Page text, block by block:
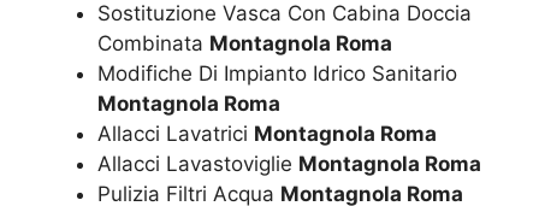
Sostituzione Vasca Con Cabina Doccia
Combinata Montagnola Roma
Modifiche Di Impianto Idrico Sanitario
Montagnola Roma
Allacci Lavatrici Montagnola Roma
Allacci Lavastoviglie Montagnola Roma
Pulizia Filtri Acqua Montagnola Roma